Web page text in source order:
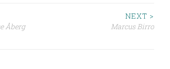
Åberg
NEXT >
Marcus Birro